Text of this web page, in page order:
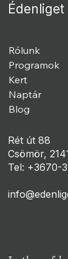
Rét út 88
Csömör,
Tel: +3670-
Rólunk
Programok
Kert
Naptár
Blog